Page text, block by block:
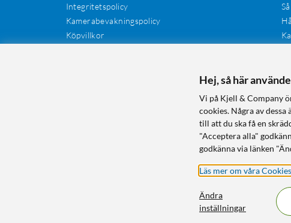
Integritetspolicy
Kamerabevakningspolicy
Köpvillkor
Hej, så här
Vi på Kjell & Company
cookies. Några av
till att du ska få en
"Acceptera alla"
godkänna via länken
Läs mer om våra Cookies
Ändra
inställningar